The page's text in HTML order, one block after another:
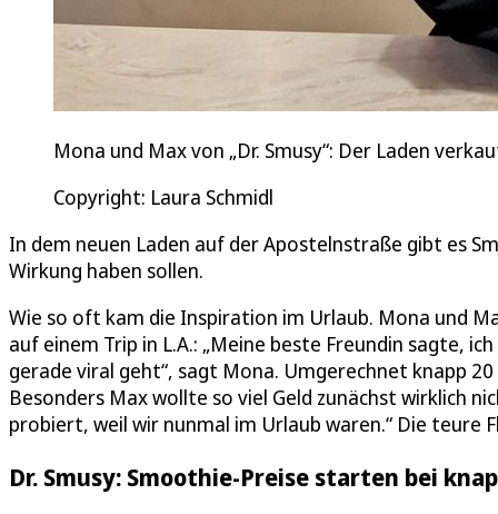
Mona und Max von „Dr. Smusy“: Der Laden
Copyright: Laura Schmidl
In dem neuen Laden auf der Apostelnstraße gibt es
Wirkung haben sollen.
Wie so oft kam die Inspiration im Urlaub. Mona und
auf einem Trip in L.A.: „Meine beste Freundin sagte,
gerade viral geht“, sagt Mona. Umgerechnet knapp
Besonders Max wollte so viel Geld zunächst wirklich
probiert, weil wir nunmal im Urlaub waren.“ Die teure
Dr. Smusy: Smoothie-Preise starten bei